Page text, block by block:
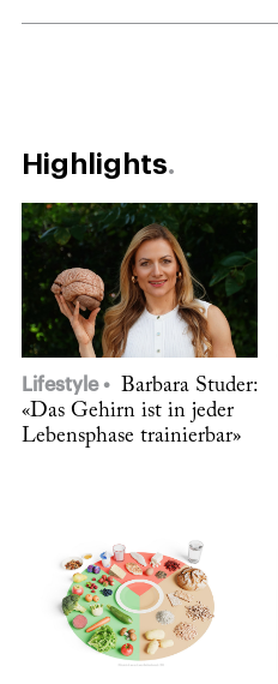
Highlights
Lifestyle
Barbara Studer:
«Das Gehirn ist in jeder
Lebensphase trainierbar»